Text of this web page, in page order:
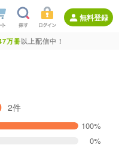
無料登録
万冊以上配信中！
2件
100%
0%